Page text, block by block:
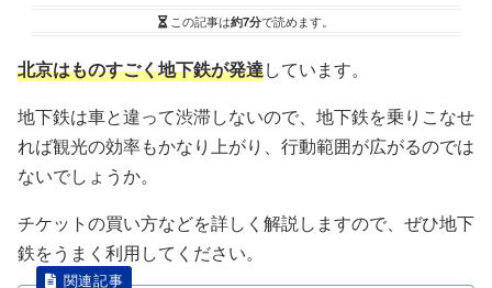
この記事は約7分で読めます。
北京はものすごく地下鉄が発達しています。
地下鉄は車と違って渋滞しないので、地下鉄を乗りこなせ
れば観光の効率もかなり上がり、行動範囲が広がるのでは
ないでしょうか。
チケットの買い方などを詳しく解説しますので、ぜひ地下
鉄をうまく利用してください。